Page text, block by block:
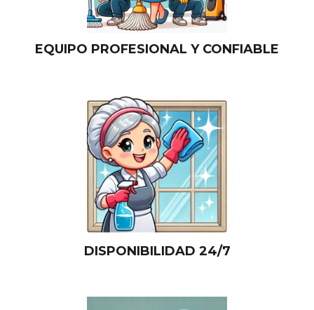
EQUIPO PROFESIONAL Y CONFIABLE
DISPONIBILIDAD 24/7